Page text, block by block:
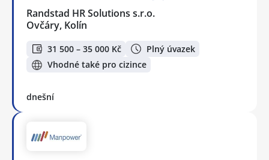
Randstad HR Solutions s.r.o.
Ovčáry, Kolín
31 500 – 35 000 Kč
Plný úvazek
Vhodné také pro cizince
dnešní